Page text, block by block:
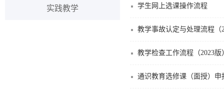
实践教学 学生网上选课操作流程
教学事故认定与处理流程（
教学检查工作流程（2023版
通识教育选修课（面授）申